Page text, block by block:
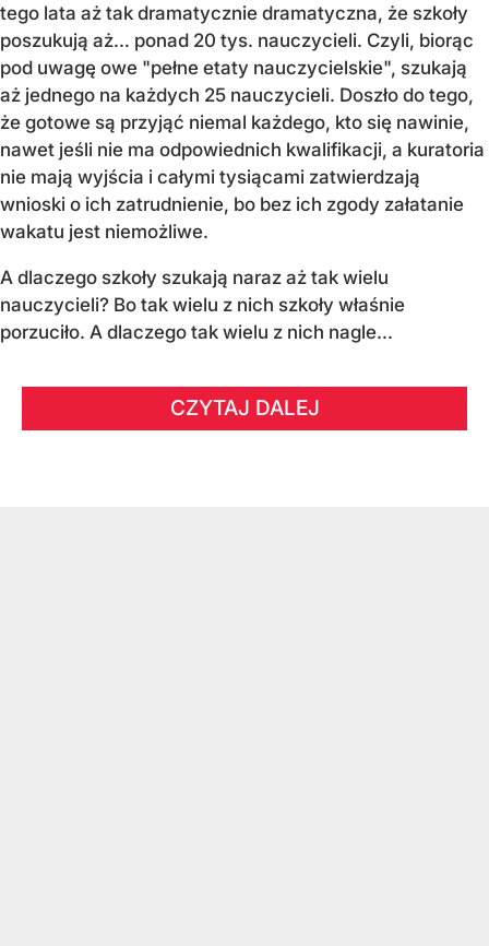
tego lata aż tak dramatycznie dramatyczna, że szkoły
poszukują aż… ponad 20 tys. nauczycieli. Czyli, biorąc
pod uwagę owe "pełne etaty nauczycielskie", szukają
aż jednego na każdych 25 nauczycieli. Doszło do tego,
że gotowe są przyjąć niemal każdego, kto się nawinie,
nawet jeśli nie ma odpowiednich kwalifikacji, a kuratoria
nie mają wyjścia i całymi tysiącami zatwierdzają
wnioski o ich zatrudnienie, bo bez ich zgody załatanie
wakatu jest niemożliwe.
A dlaczego szkoły szukają naraz aż tak wielu
nauczycieli? Bo tak wielu z nich szkoły właśnie
porzuciło. A dlaczego tak wielu z nich nagle...
CZYTAJ DALEJ